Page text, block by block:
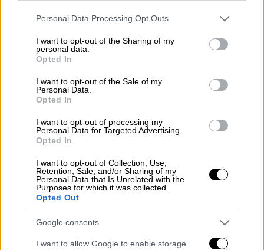
Please note that this website/app uses one or more Google
not limited to your visit or usage behaviour. You may click to
grant or deny consent to Google and its third-party tags to
use your data for below specified purposes in below Google
consent section.
Personal Data Processing Opt Outs
I want to opt-out of the Sharing of my
personal data.
Opted In
I want to opt-out of the Sale of my
Personal Data.
Opted In
I want to opt-out of processing my
Personal Data for Targeted Advertising.
Opted In
I want to opt-out of Collection, Use,
Retention, Sale, and/or Sharing of my
Personal Data that Is Unrelated with the
Purposes for which it was collected.
Opted Out
Google consents
I want to allow Google to enable storage
Με την μεγάλη καρναβαλική παρέλαση και
την τελετή λήξης κορυφώνονται σήμερα
στην Πάτρα οι εκδηλώσεις του καρναβαλιού